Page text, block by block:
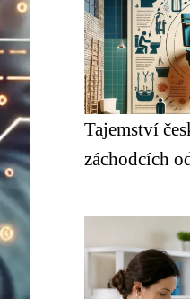
Tajemství
záchodcích